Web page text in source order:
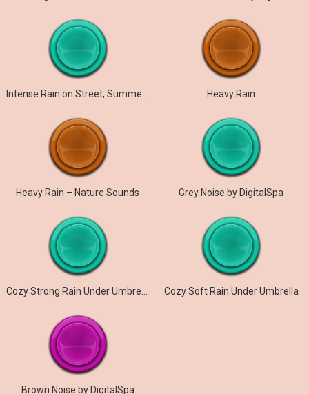
Heavy Rain
Heavy Rain – Nature Sounds Grey Noise by DigitalSpa
Cozy Soft Rain Under Umbrella
Brown Noise by DigitalSpa